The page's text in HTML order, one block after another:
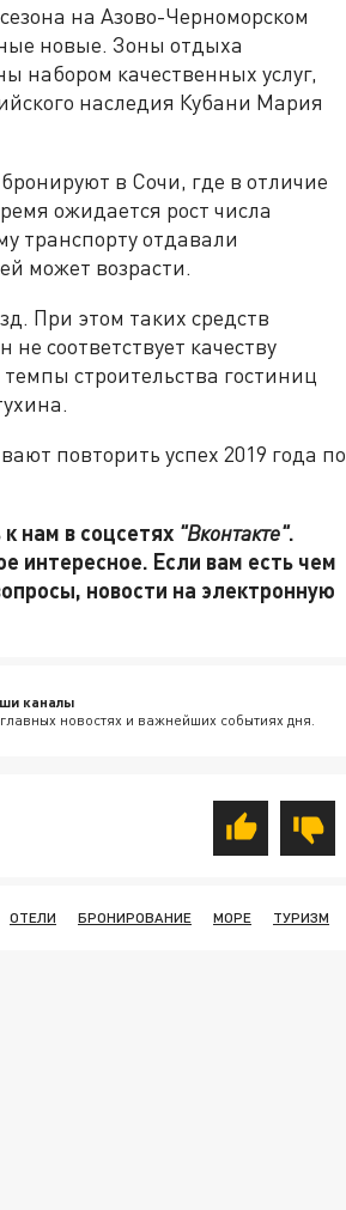
на Азово-Черноморском
новые. Зоны отдыха
набором качественных услуг,
наследия Кубани Мария
в Сочи, где в отличие
ожидается рост числа
транспорту отдавали
может возрасти.
При этом таких средств
соответствует качеству
строительства гостиниц
повторить успех 2019 года по
нам в соцсетях "Вконтакте".
интересное. Если вам есть чем
новости на электронную
каналы
новостях и важнейших событиях дня.
ОТЕЛИ БРОНИРОВАНИЕ МОРЕ ТУРИЗМ